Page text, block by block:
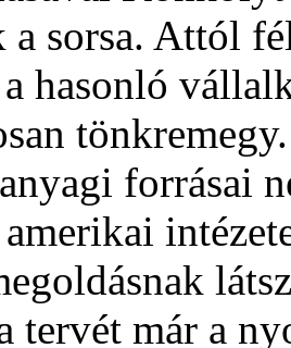
a sorsa. Attól
hasonló
forrásai
tervét már a